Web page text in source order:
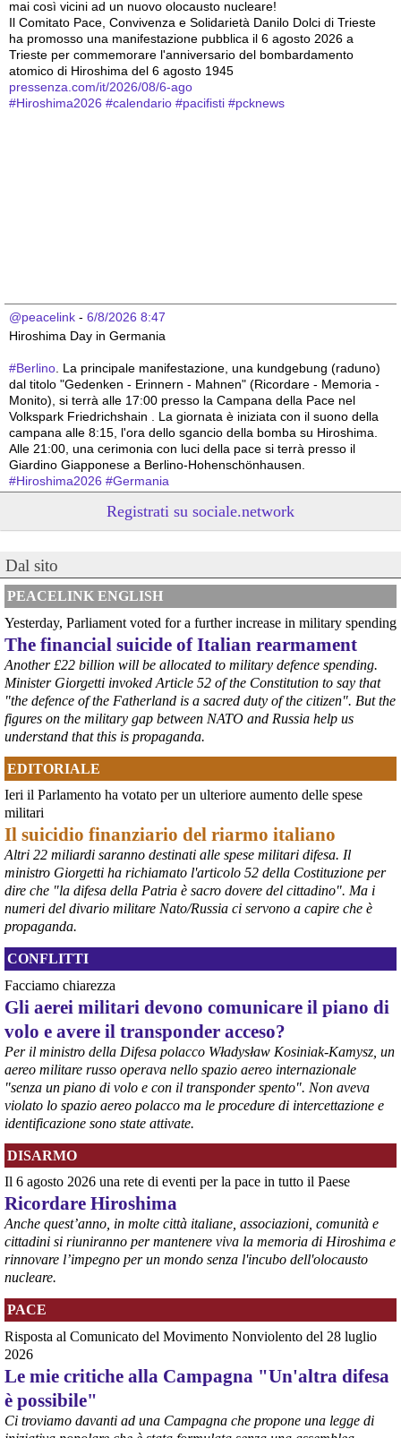
mai così vicini ad un nuovo olocausto nucleare!
Il Comitato Pace, Convivenza e Solidarietà Danilo Dolci di Trieste
ha promosso una manifestazione pubblica il 6 agosto 2026 a
Trieste per commemorare l'anniversario del bombardamento
atomico di Hiroshima del 6 agosto 1945
pressenza.com/it/2026/08/6-ago
#Hiroshima2026 #calendario #pacifisti #pcknews
@peacelink - 6/8/2026 8:47
Hiroshima Day in Germania
#Berlino . La principale manifestazione, una kundgebung (raduno)
dal titolo "Gedenken - Erinnern - Mahnen" (Ricordare - Memoria -
Monito), si terrà alle 17:00 presso la Campana della Pace nel
Volkspark Friedrichshain . La giornata è iniziata con il suono della
campana alle 8:15, l'ora dello sgancio della bomba su Hiroshima.
Alle 21:00, una cerimonia con luci della pace si terrà presso il
Giardino Giapponese a Berlino-Hohenschönhausen.
#Hiroshima2026 #Germania
6/8/2026 8:44
Hiroshima Day in Germania
articolato. La commemorazione ufficiale è iniziata alle 8:00 con una
cerimonia presso la Aegidienkirche , seguita da una meditazione
sonora e da una funzione multireligiosa per la pace nel pomeriggio.
In serata, la città ospiterà proiezioni di documentari al Neues
Rathaus e, alle 22:00, un suggestivo momento di ricordo con il
lancio di lanterne di carta sullo stagno Maschteich.
#
Hiroshima2026 Germania
@peacelink - 6/8/2026 8:42
In Germania le commemorazioni dell'81° anniversario di Hiroshima
sono numerose e capillari, coinvolgendo grandi città e piccole
comunità.
#Hiroshima2026 #Germania
@peacelink
6/8/2026 7:55
lanazione.it/massa-carrara/cro
La proposta di un osservatorio sui traffici di armi nel porto di Marina
di Carrara organizzato dall’Accademia della Pace e raccolta dalla
sindaca Serena Arrighi.
Linda Maggiori, nel ricostruire l’inchiesta che ha fatto per
AltrEconomia sull’attività di carico e scarico di armi in diversi porti
tra cui quello di Marina di Carrara, ha sottolineato la resistenza da
parte delle istituzioni competenti a fornire le informazioni
indispensabili.
#armi #disarmo #pcknews #pace
@peacelink - 6/8/2026 7:50
retepacedisarmo.org/2026/missi
Il Parlamento è stato tenuto praticamente all’oscuro del
dispiegamento di uomini e mezzi verso il regno saudita e in un
contesto di conflitto aperto nella regione.
#disarmo # noguerra #pcknews
Registrati su sociale.network
Dal sito
PEACELINK ENGLISH
Yesterday, Parliament voted for a further increase in military spending
The financial suicide of Italian rearmament
Another £22 billion will be allocated to military defence spending.
Minister Giorgetti invoked Article 52 of the Constitution to say that
"the defence of the Fatherland is a sacred duty of the citizen". But the
figures on the military gap between NATO and Russia help us
understand that this is propaganda.
EDITORIALE
Ieri il Parlamento ha votato per un ulteriore aumento delle spese
militari
Il suicidio finanziario del riarmo italiano
Altri 22 miliardi saranno destinati alle spese militari difesa. Il
ministro Giorgetti ha richiamato l'articolo 52 della Costituzione per
dire che "la difesa della Patria è sacro dovere del cittadino". Ma i
numeri del divario militare Nato/Russia ci servono a capire che è
propaganda.
CONFLITTI
Facciamo chiarezza
Gli aerei militari devono comunicare il piano di
volo e avere il transponder acceso?
Per il ministro della Difesa polacco Władysław Kosiniak-Kamysz, un
aereo militare russo operava nello spazio aereo internazionale
"senza un piano di volo e con il transponder spento". Non aveva
violato lo spazio aereo polacco ma le procedure di intercettazione e
identificazione sono state attivate.
DISARMO
Il 6 agosto 2026 una rete di eventi per la pace in tutto il Paese
Ricordare Hiroshima
Anche quest’anno, in molte città italiane, associazioni, comunità e
cittadini si riuniranno per mantenere viva la memoria di Hiroshima e
rinnovare l’impegno per un mondo senza l'incubo dell'olocausto
nucleare.
PACE
Risposta al Comunicato del Movimento Nonviolento del 28 luglio
2026
Le mie critiche alla Campagna "Un'altra difesa
è possibile"
Ci troviamo davanti ad una Campagna che propone una legge di